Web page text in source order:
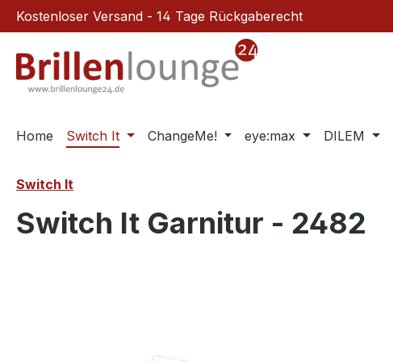
Hauptinhalt springen
Zur Suche springen
Zur Hauptnavigation springen
Kostenloser Versand - 14 Tage Rückgaberecht
Home Switch It ChangeMe! eye:max DILEM
Switch It
Switch It Garnitur - 2482